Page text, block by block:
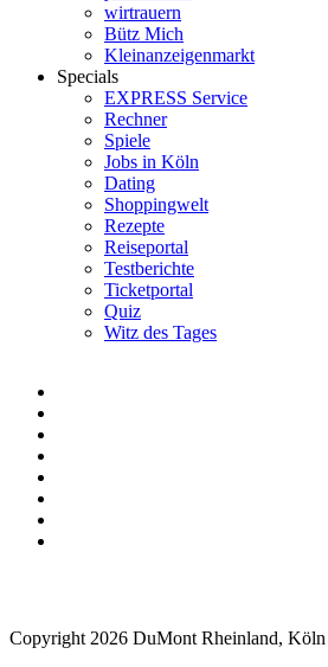
wirtrauern
Bütz Mich
Kleinanzeigenmarkt
Specials
EXPRESS Service
Rechner
Spiele
Jobs in Köln
Dating
Shoppingwelt
Rezepte
Reiseportal
Testberichte
Ticketportal
Quiz
Witz des Tages
Copyright 2026 DuMont Rheinland, Köln